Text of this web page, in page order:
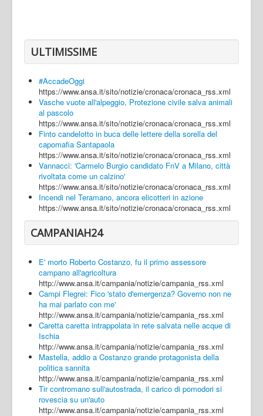
Caserta
Napoli
Salerno
Login
ULTIMISSIME
#AccadeOggi
https://www.ansa.it/sito/notizie/cronaca/cronaca_rss.xml
Vasche vuote all'alpeggio, Protezione civile salva animali
al pascolo
https://www.ansa.it/sito/notizie/cronaca/cronaca_rss.xml
Finto candelotto in buca delle lettere della sorella del
capomafia Santapaola
https://www.ansa.it/sito/notizie/cronaca/cronaca_rss.xml
Vannacci: 'Carmelo Burgio candidato FnV a Milano, città
rivoltata come un calzino'
https://www.ansa.it/sito/notizie/cronaca/cronaca_rss.xml
Incendi nel Teramano, ancora elicotteri in azione
https://www.ansa.it/sito/notizie/cronaca/cronaca_rss.xml
CAMPANIAH24
E' morto Roberto Costanzo, fu il primo assessore
campano all'agricoltura
http://www.ansa.it/campania/notizie/campania_rss.xml
Campi Flegrei: Fico 'stato d'emergenza? Governo non ne
ha mai parlato con me'
http://www.ansa.it/campania/notizie/campania_rss.xml
Caretta caretta intrappolata in rete salvata nelle acque di
Ischia
http://www.ansa.it/campania/notizie/campania_rss.xml
Mastella, addio a Costanzo grande protagonista della
politica sannita
http://www.ansa.it/campania/notizie/campania_rss.xml
Tir contromano sull'autostrada, il carico di pomodori si
rovescia su un'auto
http://www.ansa.it/campania/notizie/campania_rss.xml